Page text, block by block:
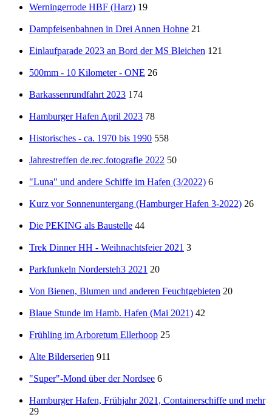
Werningerrode HBF (Harz) 19
Dampfeisenbahnen in Drei Annen Hohne 21
Einlaufparade 2023 an Bord der MS Bleichen 121
500mm - 10 Kilometer - ONE 26
Barkassenrundfahrt 2023 174
Hamburger Hafen April 2023 78
Historisches - ca. 1970 bis 1990 558
Jahrestreffen de.rec.fotografie 2022 50
"Luna" und andere Schiffe im Hafen (3/2022) 6
Kurz vor Sonnenuntergang (Hamburger Hafen 3-2022) 26
Die PEKING als Baustelle 44
Trek Dinner HH - Weihnachtsfeier 2021 3
Parkfunkeln Nordersteh3 2021 20
Von Bienen, Blumen und anderen Feuchtgebieten 20
Blaue Stunde im Hamb. Hafen (Mai 2021) 42
Frühling im Arboretum Ellerhoop 25
Alte Bilderserien 911
"Super"-Mond über der Nordsee 6
Hamburger Hafen, Frühjahr 2021, Containerschiffe und mehr
29